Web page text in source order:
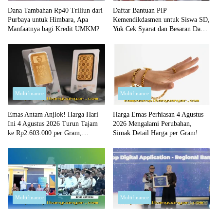
Dana Tambahan Rp40 Triliun dari
Purbaya untuk Himbara, Apa
Manfaatnya bagi Kredit UMKM?
Daftar Bantuan PIP
Kemendikdasmen untuk Siswa SD,
Yuk Cek Syarat dan Besaran Dana
Multifinance
Emas Antam Anjlok! Harga Hari
Ini 4 Agustus 2026 Turun Tajam
ke Rp2.603.000 per Gram,
Multifinance
Harga Emas Perhiasan 4 Agustus
2026 Mengalami Perubahan,
Simak Detail Harga per Gram!
Multifinance Multifinance